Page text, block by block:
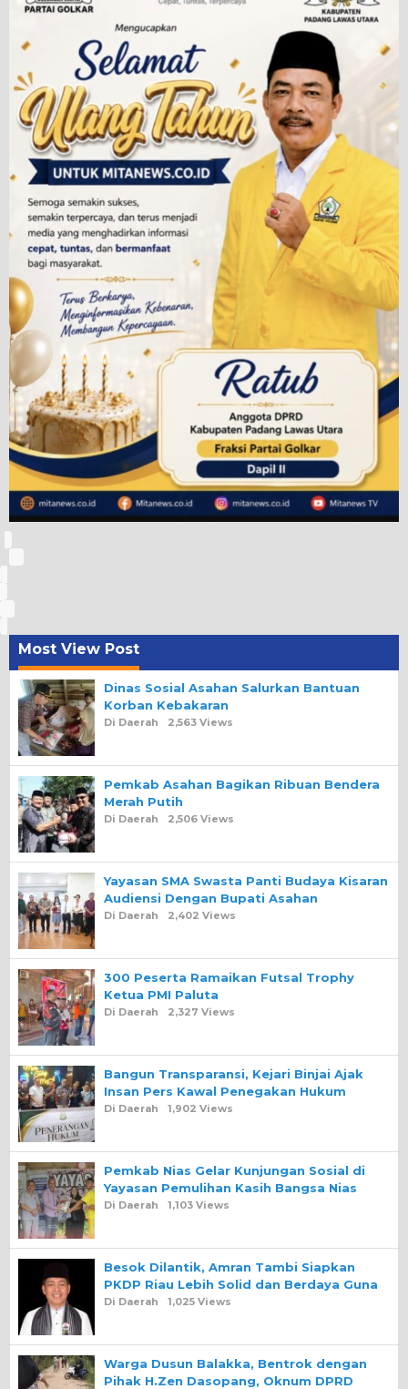
Most View Post
Dinas Sosial Asahan Salurkan Bantuan
Korban Kebakaran
Di Daerah 2,563 Views
Pemkab Asahan Bagikan Ribuan Bendera
Merah Putih
Di Daerah 2,506 Views
Yayasan SMA Swasta Panti Budaya Kisaran
Audiensi Dengan Bupati Asahan
Di Daerah 2,402 Views
300 Peserta Ramaikan Futsal Trophy
Ketua PMI Paluta
Di Daerah 2,327 Views
Bangun Transparansi, Kejari Binjai Ajak
Insan Pers Kawal Penegakan Hukum
Di Daerah 1,902 Views
Pemkab Nias Gelar Kunjungan Sosial di
Yayasan Pemulihan Kasih Bangsa Nias
Di Daerah 1,103 Views
Besok Dilantik, Amran Tambi Siapkan
PKDP Riau Lebih Solid dan Berdaya Guna
Di Daerah 1,025 Views
Warga Dusun Balakka, Bentrok dengan
Pihak H.Zen Dasopang, Oknum DPRD